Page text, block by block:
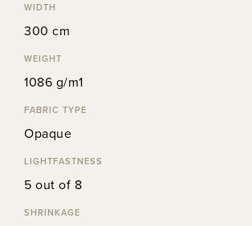
WIDTH
300 cm
WEIGHT
1086 g/m1
FABRIC TYPE
Opaque
LIGHTFASTNESS
5 out of 8
SHRINKAGE